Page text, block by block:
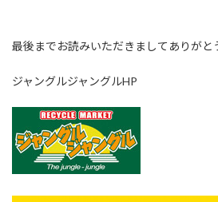
最後までお読みいただきましてありがと
ジャングルジャングルHP